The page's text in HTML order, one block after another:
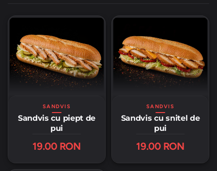
SANDVIS
Sandvis cu piept de
pui
19.00 RON
SANDVIS
Sandvis cu snitel de
pui
19.00 RON